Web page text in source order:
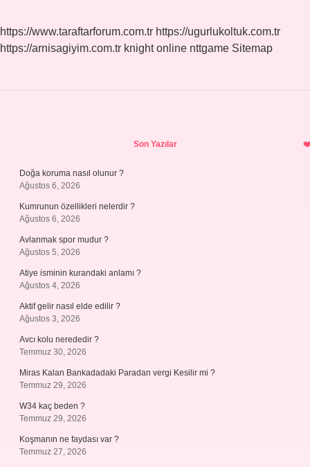
https://www.taraftarforum.com.tr https://ugurlukoltuk.com.tr
https://arnisagiyim.com.tr knight online nttgame Sitemap
Son Yazılar
Doğa koruma nasıl olunur ?
Ağustos 6, 2026
Kumrunun özellikleri nelerdir ?
Ağustos 6, 2026
Avlanmak spor mudur ?
Ağustos 5, 2026
Atiye isminin kurandaki anlamı ?
Ağustos 4, 2026
Aktif gelir nasıl elde edilir ?
Ağustos 3, 2026
Avcı kolu nerededir ?
Temmuz 30, 2026
Miras Kalan Bankadadaki Paradan vergi Kesilir mi ?
Temmuz 29, 2026
W34 kaç beden ?
Temmuz 29, 2026
Koşmanın ne faydası var ?
Temmuz 27, 2026